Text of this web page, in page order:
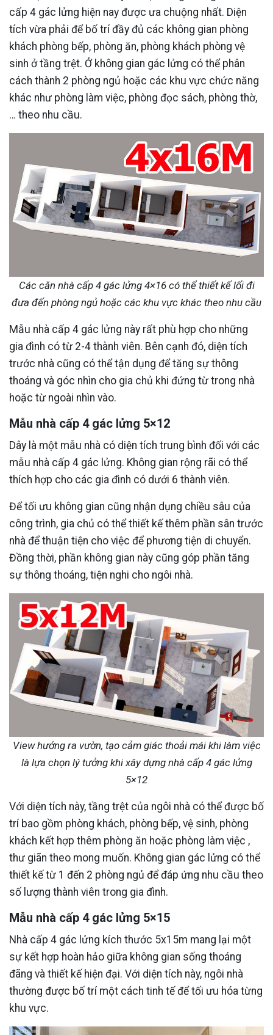
cấp 4 gác lửng hiện nay được ưa chuộng nhất. Diện
tích vừa phải để bố trí đầy đủ các không gian phòng
khách phòng bếp, phòng ăn, phòng khách phòng vệ
sinh ở tầng trệt. Ở không gian gác lửng có thể phân
cách thành 2 phòng ngủ hoặc các khu vực chức năng
khác như phòng làm việc, phòng đọc sách, phòng thờ,
… theo nhu cầu.
Các căn nhà cấp 4 gác lửng 4×16 có thể thiết kế lối đi
đưa đến phòng ngủ hoặc các khu vực khác theo nhu cầu
Mẫu nhà cấp 4 gác lửng này rất phù hợp cho những
gia đình có từ 2-4 thành viên. Bên cạnh đó, diện tích
trước nhà cũng có thể tận dụng để tăng sự thông
thoáng và góc nhìn cho gia chủ khi đứng từ trong nhà
hoặc từ ngoài nhìn vào.
Mẫu nhà cấp 4 gác lửng 5×12
Dây là một mẫu nhà có diện tích trung bình đối với các
mẫu nhà cấp 4 gác lửng. Không gian rộng rãi có thể
thích hợp cho các gia đình có dưới 6 thành viên.
Để tối ưu không gian cũng nhận dụng chiều sâu của
công trình, gia chủ có thể thiết kế thêm phần sân trước
nhà để thuận tiện cho việc để phương tiện di chuyển.
Đồng thời, phần không gian này cũng góp phần tăng
sự thông thoáng, tiện nghi cho ngôi nhà.
View hướng ra vườn, tạo cảm giác thoải mái khi làm việc
là lựa chọn lý tưởng khi xây dựng nhà cấp 4 gác lửng
5×12
Với diện tích này, tầng trệt của ngôi nhà có thể được bố
trí bao gồm phòng khách, phòng bếp, vệ sinh, phòng
khách kết hợp thêm phòng ăn hoặc phòng làm việc ,
thư giãn theo mong muốn. Không gian gác lửng có thể
thiết kế từ 1 đến 2 phòng ngủ để đáp ứng nhu cầu theo
số lượng thành viên trong gia đình.
Mẫu nhà cấp 4 gác lửng 5×15
Nhà cấp 4 gác lửng kích thước 5x15m mang lại một
sự kết hợp hoàn hảo giữa không gian sống thoáng
đãng và thiết kế hiện đại. Với diện tích này, ngôi nhà
thường được bố trí một cách tinh tế để tối ưu hóa từng
khu vực.